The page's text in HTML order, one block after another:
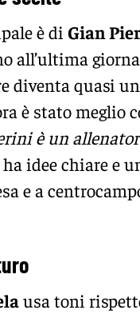
è di Gian
all’ultima
diventa quasi
è stato meglio
è un
idee chiare e
e a
usa toni